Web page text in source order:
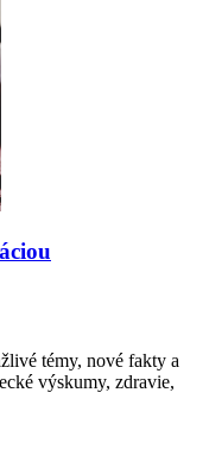
témy, nové fakty a
výskumy, zdravie,